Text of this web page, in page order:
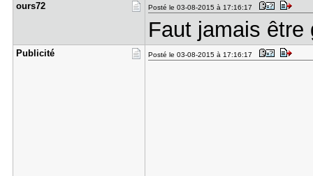
ours72 Posté le 03-08-2015 à 17:16:17
Faut jamais
Publicité Posté le 03-08-2015 à 17:16:17